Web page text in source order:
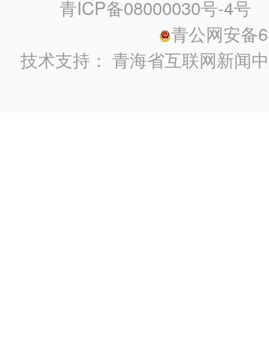
青ICP备08000030号-4号
青公网安备
技术支持： 青海省互联网新闻